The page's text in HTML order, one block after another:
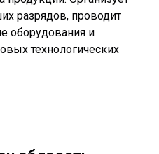
разрядов, проводит
оборудования и
технологических